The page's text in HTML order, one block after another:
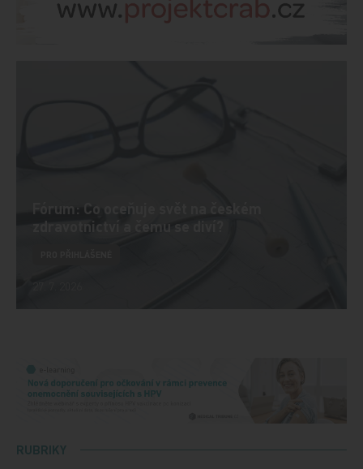
Fórum: Co oceňuje svět na českém
zdravotnictví a čemu se diví?
RUBRIKY